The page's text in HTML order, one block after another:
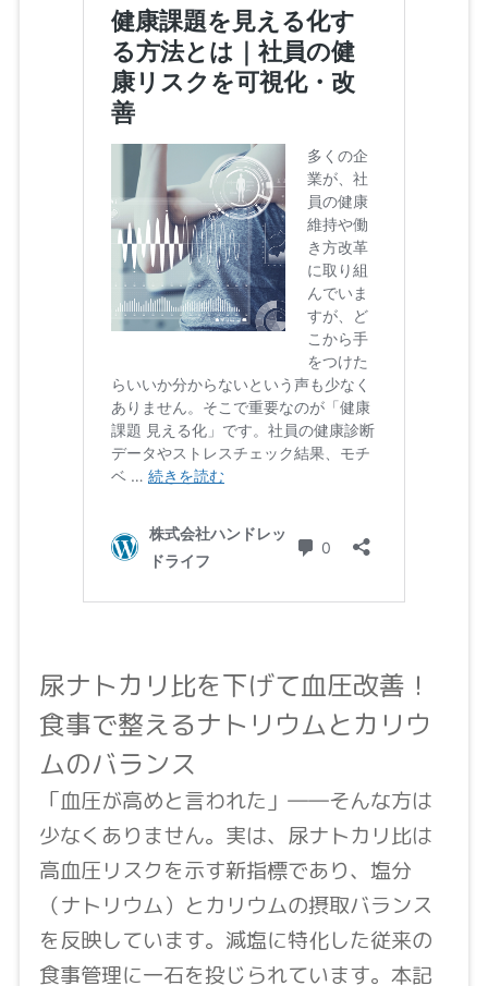
尿ナトカリ比を下げて血圧改善！
食事で整えるナトリウムとカリウ
ムのバランス
「血圧が高めと言われた」――そんな方は
少なくありません。実は、尿ナトカリ比は
高血圧リスクを示す新指標であり、塩分
（ナトリウム）とカリウムの摂取バランス
を反映しています。減塩に特化した従来の
食事管理に一石を投じられています。本記